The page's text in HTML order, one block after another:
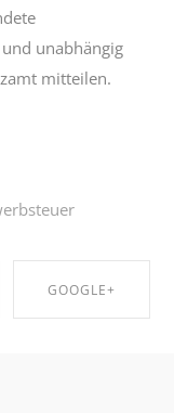
unabhängig
mitteilen.
GOOGLE+